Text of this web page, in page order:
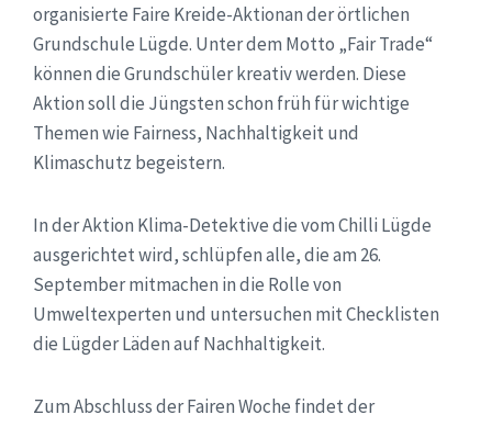
organisierte Faire Kreide-Aktionan der örtlichen
Grundschule Lügde. Unter dem Motto „Fair Trade“
können die Grundschüler kreativ werden. Diese
Aktion soll die Jüngsten schon früh für wichtige
Themen wie Fairness, Nachhaltigkeit und
Klimaschutz begeistern.
In der Aktion Klima-Detektive die vom Chilli Lügde
ausgerichtet wird, schlüpfen alle, die am 26.
September mitmachen in die Rolle von
Umweltexperten und untersuchen mit Checklisten
die Lügder Läden auf Nachhaltigkeit.
Zum Abschluss der Fairen Woche findet der